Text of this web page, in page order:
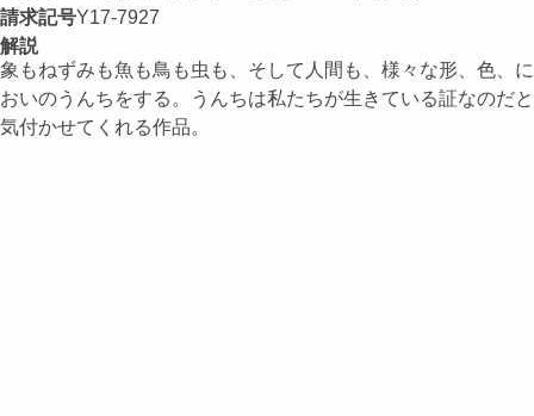
請求記号Y17-7927
解説
象もねずみも魚も鳥も虫も、そして人間も、様々な形、色、に
おいのうんちをする。うんちは私たちが生きている証なのだと
気付かせてくれる作品。